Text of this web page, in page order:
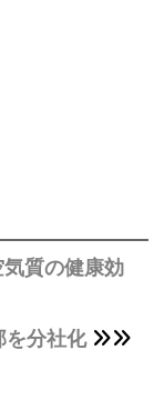
質の健康効
を分社化